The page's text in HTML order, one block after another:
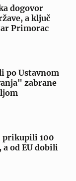
dogovor
a ključ
Primorac
po Ustavnom
zabrane
prikupili 100
od EU dobili